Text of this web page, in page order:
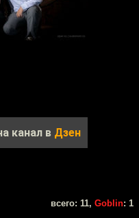
канал в Дзен
всего: 11, Goblin: 1